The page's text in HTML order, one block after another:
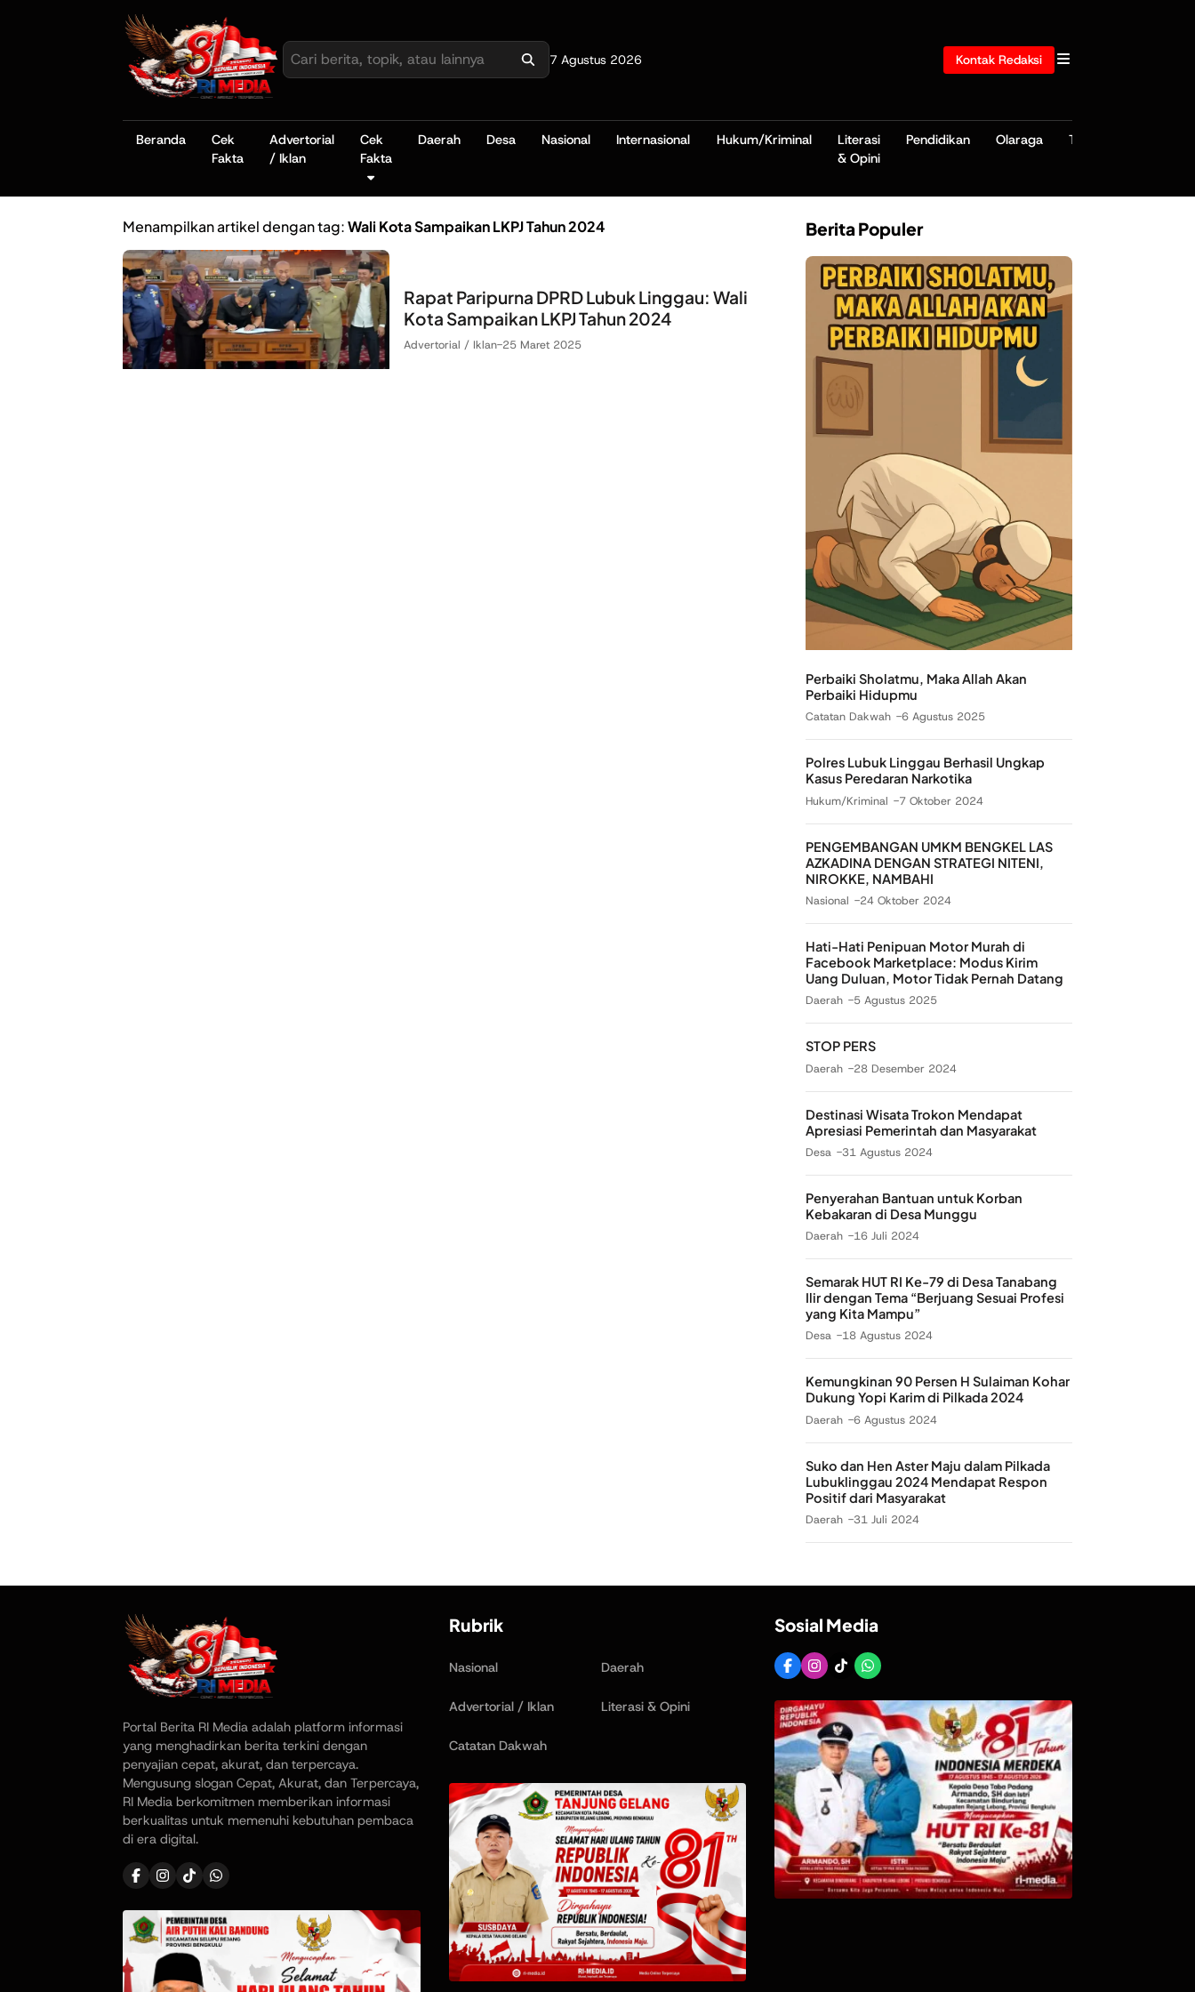
7 Agustus 2026 Kontak Redaksi
Beranda
Cek
Fakta
Advertorial
/ Iklan
Cek
Fakta
Daerah Desa Nasional Internasional Hukum/Kriminal
Literasi
& Opini
Pendidikan Olaraga TNI/POLRI
Menampilkan artikel dengan tag:Wali Kota Sampaikan LKPJ Tahun 2024
Rapat Paripurna DPRD Lubuk Linggau: Wali
Kota Sampaikan LKPJ Tahun 2024
Advertorial / Iklan-25 Maret 2025
Berita Populer
Perbaiki Sholatmu, Maka Allah Akan
Perbaiki Hidupmu
Catatan Dakwah 6 Agustus 2025
Polres Lubuk Linggau Berhasil Ungkap
Kasus Peredaran Narkotika
Hukum/Kriminal 7 Oktober 2024
PENGEMBANGAN UMKM BENGKEL LAS
AZKADINA DENGAN STRATEGI NITENI,
NIROKKE, NAMBAHI
Nasional 24 Oktober 2024
Hati-Hati Penipuan Motor Murah di
Facebook Marketplace: Modus Kirim
Uang Duluan, Motor Tidak Pernah Datang
Daerah 5 Agustus 2025
STOP PERS
Daerah 28 Desember 2024
Destinasi Wisata Trokon Mendapat
Apresiasi Pemerintah dan Masyarakat
Desa 31 Agustus 2024
Penyerahan Bantuan untuk Korban
Kebakaran di Desa Munggu
Daerah 16 Juli 2024
Semarak HUT RI Ke-79 di Desa Tanabang
Ilir dengan Tema “Berjuang Sesuai Profesi
yang Kita Mampu”
Desa 18 Agustus 2024
Kemungkinan 90 Persen H Sulaiman Kohar
Dukung Yopi Karim di Pilkada 2024
Daerah 6 Agustus 2024
Suko dan Hen Aster Maju dalam Pilkada
Lubuklinggau 2024 Mendapat Respon
Positif dari Masyarakat
Daerah 31 Juli 2024
Portal Berita RI Media adalah platform informasi
yang menghadirkan berita terkini dengan
penyajian cepat, akurat, dan terpercaya.
Mengusung slogan Cepat, Akurat, dan Terpercaya,
RI Media berkomitmen memberikan informasi
berkualitas untuk memenuhi kebutuhan pembaca
di era digital.
Rubrik
Nasional Daerah
Advertorial / Iklan Literasi & Opini
Catatan Dakwah
Sosial Media